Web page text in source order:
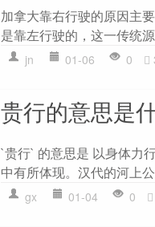
加拿大靠右行驶的原因主
是靠左行驶的，这一传统
jn 01-06 0
贵行的意思是
`贵行` 的意思是 以身体力
中有所体现。汉代的河上
gx 01-04 0